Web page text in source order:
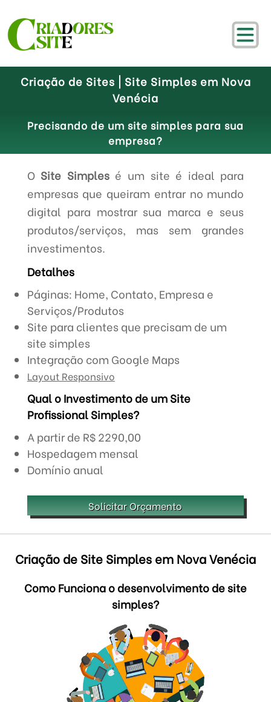
Criação de Sites | Site Simples em Nova
Venécia
Precisando de um site simples para sua
empresa?
O Site Simplesé um site é ideal para
empresas que queiram entrar no mundo
digital para mostrar sua marca e seus
produtos/serviços, mas sem grandes
investimentos.
Detalhes
Páginas: Home, Contato, Empresa e
Serviços/Produtos
Site para clientes que precisam de um
site simples
Integração com Google Maps
Layout Responsivo
Qual o Investimento de um Site
Profissional Simples?
A partir de R$ 2290,00
Hospedagem mensal
Domínio anual
Solicitar Orçamento
Criação de Site Simples em Nova Venécia
Como Funciona o desenvolvimento de site
simples?